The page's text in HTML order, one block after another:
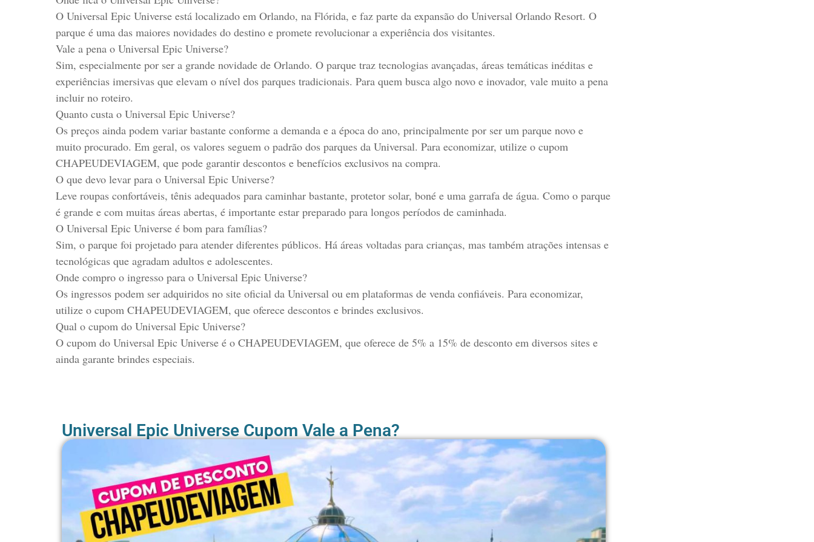
O Universal Epic Universe está localizado em Orlando, na Flórida, e faz parte da expansão do Universal Orlando Resort. O
parque é uma das maiores novidades do destino e promete revolucionar a experiência dos visitantes.
Vale a pena o Universal Epic Universe?
Sim, especialmente por ser a grande novidade de Orlando. O parque traz tecnologias avançadas, áreas temáticas inéditas e
experiências imersivas que elevam o nível dos parques tradicionais. Para quem busca algo novo e inovador, vale muito a pena
incluir no roteiro.
Quanto custa o Universal Epic Universe?
Os preços ainda podem variar bastante conforme a demanda e a época do ano, principalmente por ser um parque novo e
muito procurado. Em geral, os valores seguem o padrão dos parques da Universal. Para economizar, utilize o cupom
CHAPEUDEVIAGEM, que pode garantir descontos e benefícios exclusivos na compra.
O que devo levar para o Universal Epic Universe?
Leve roupas confortáveis, tênis adequados para caminhar bastante, protetor solar, boné e uma garrafa de água. Como o parque
é grande e com muitas áreas abertas, é importante estar preparado para longos períodos de caminhada.
O Universal Epic Universe é bom para famílias?
Sim, o parque foi projetado para atender diferentes públicos. Há áreas voltadas para crianças, mas também atrações intensas e
tecnológicas que agradam adultos e adolescentes.
Onde compro o ingresso para o Universal Epic Universe?
Os ingressos podem ser adquiridos no site oficial da Universal ou em plataformas de venda confiáveis. Para economizar,
utilize o cupom CHAPEUDEVIAGEM, que oferece descontos e brindes exclusivos.
Qual o cupom do Universal Epic Universe?
O cupom do Universal Epic Universe é o CHAPEUDEVIAGEM, que oferece de 5% a 15% de desconto em diversos sites e
ainda garante brindes especiais.
Universal Epic Universe Cupom Vale a Pena?